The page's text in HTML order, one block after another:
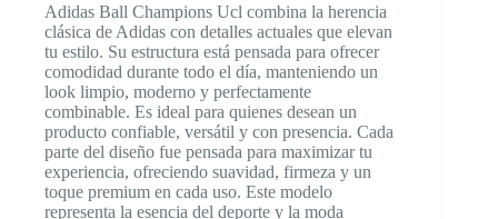
Adidas Ball Champions Ucl combina la herencia
clásica de Adidas con detalles actuales que elevan
tu estilo. Su estructura está pensada para ofrecer
comodidad durante todo el día, manteniendo un
look limpio, moderno y perfectamente
combinable. Es ideal para quienes desean un
producto confiable, versátil y con presencia. Cada
parte del diseño fue pensada para maximizar tu
experiencia, ofreciendo suavidad, firmeza y un
toque premium en cada uso. Este modelo
representa la esencia del deporte y la moda